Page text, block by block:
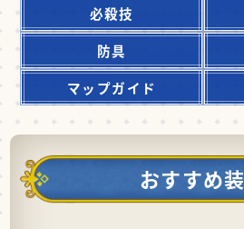
必殺技
防具
マップガイド
おすすめ